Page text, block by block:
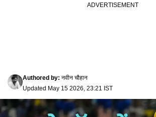
Authored by: नवीन चौहान
Updated May 15 2026, 23:21 IST